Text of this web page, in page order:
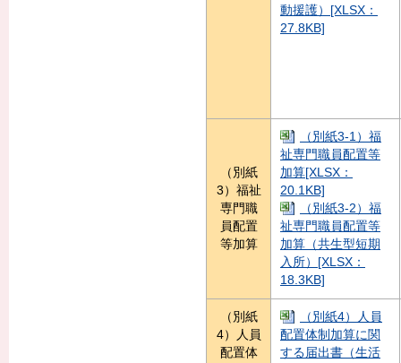
動援護）[XLSX：
27.8KB]
（別紙
3）福祉
専門職
員配置
等加算
（別紙3-1）福
祉専門職員配置等
加算[XLSX：
20.1KB]
（別紙3-2）福
祉専門職員配置等
加算（共生型短期
入所）[XLSX：
18.3KB]
（別紙
4）人員
配置体
（別紙4）人員
配置体制加算に関
する届出書（生活